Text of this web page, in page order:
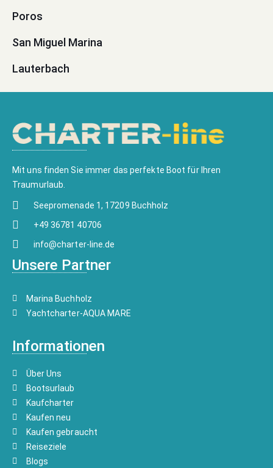
Poros
San Miguel Marina
Lauterbach
Mit uns finden Sie immer das perfekte Boot für Ihren
Traumurlaub.
Seepromenade 1, 17209 Buchholz
+49 36781 40706
info@charter-line.de
Unsere Partner
Marina Buchholz
Yachtcharter-AQUA MARE
Informationen
Über Uns
Bootsurlaub
Kaufcharter
Kaufen neu
Kaufen gebraucht
Reiseziele
Blogs